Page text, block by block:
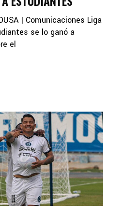
| Comunicaciones Liga
se lo ganó a
el